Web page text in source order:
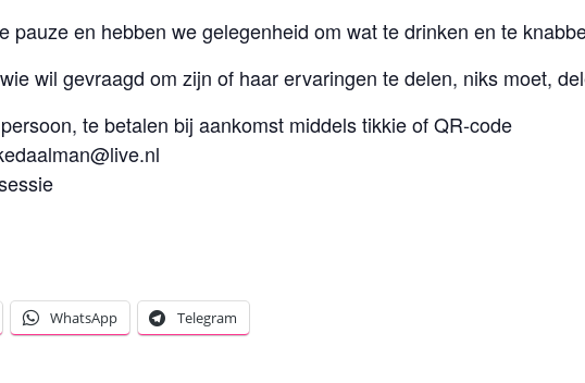
pauze en hebben we gelegenheid om wat te drinken en te
wil gevraagd om zijn of haar ervaringen te delen, niks moet,
te betalen bij aankomst middels tikkie of QR-code
WhatsApp Telegram